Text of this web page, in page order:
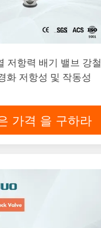
저항력 배기 밸브 강철
화 저항성 및 작동성
가격 을 구하라